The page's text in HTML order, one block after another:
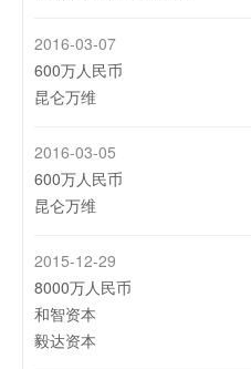
2016-03-07
600万人民币
昆仑万维
2016-03-05
600万人民币
昆仑万维
2015-12-29
8000万人民币
和智资本
毅达资本